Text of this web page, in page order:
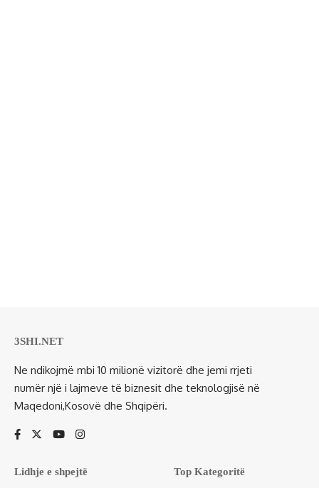
3SHI.NET
Ne ndikojmë mbi 10 milionë vizitorë dhe jemi rrjeti
numër një i lajmeve të biznesit dhe teknologjisë në
Maqedoni,Kosovë dhe Shqipëri.
Lidhje e shpejtë Top Kategoritë